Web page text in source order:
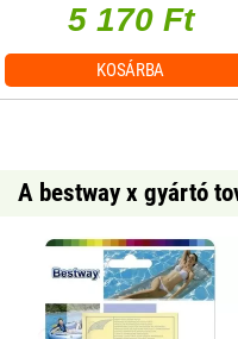
5 170 Ft
KOSÁRBA
A bestway x gyártó